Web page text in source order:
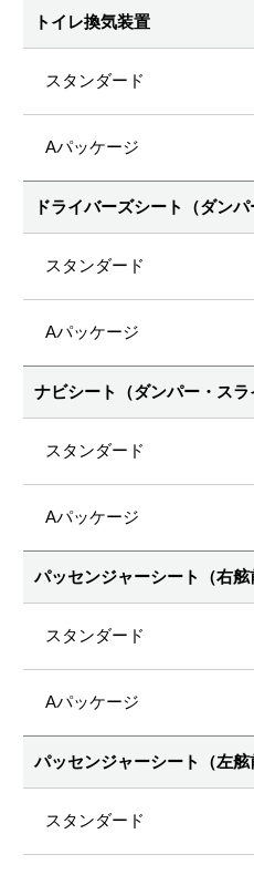
トイレ換気装置
ドライバーズシート（ダンパ
ナビシート（ダンパー・スラ
パッセンジャーシート（右舷
パッセンジャーシート（左舷